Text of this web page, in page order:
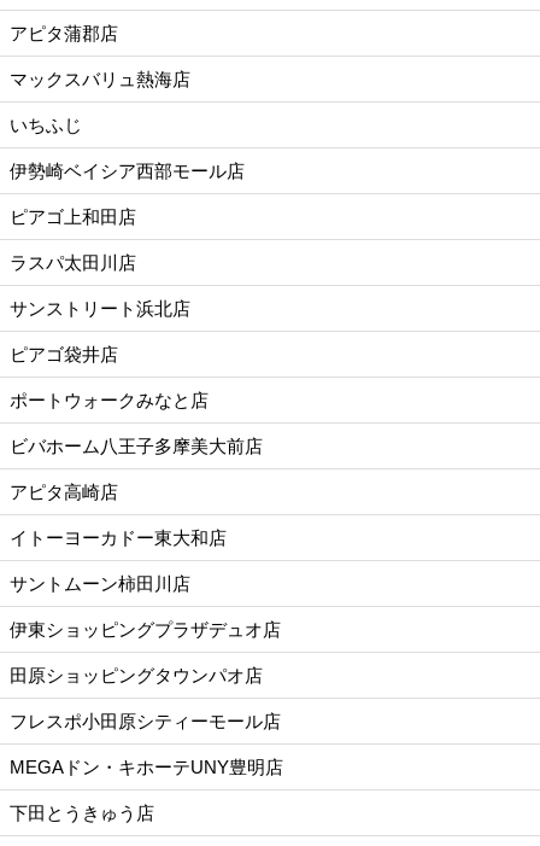
アピタ蒲郡店
マックスバリュ熱海店
いちふじ
伊勢崎ベイシア西部モール店
ピアゴ上和田店
ラスパ太田川店
サンストリート浜北店
ピアゴ袋井店
ポートウォークみなと店
ビバホーム八王子多摩美大前店
アピタ高崎店
イトーヨーカドー東大和店
サントムーン柿田川店
伊東ショッピングプラザデュオ店
田原ショッピングタウンパオ店
フレスポ小田原シティーモール店
MEGAドン・キホーテUNY豊明店
下田とうきゅう店